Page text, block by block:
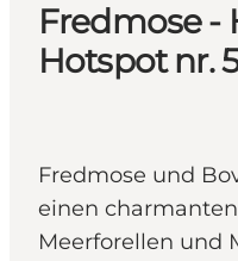
Fredmose -
Hotspot nr.
Fredmose und
einen
Meerforellen und